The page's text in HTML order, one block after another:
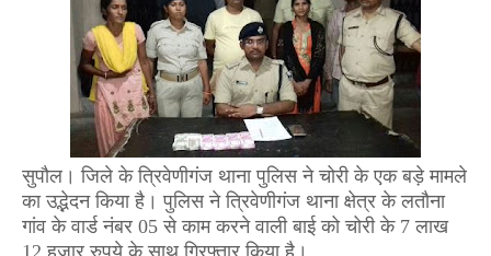
सुपौल। जिले के त्रिवेणीगंज थाना पुलिस ने चोरी के एक बड़े मामले
का उद्भेदन किया है। पुलिस ने त्रिवेणीगंज थाना क्षेत्र के लतौना
गांव के वार्ड नंबर 05 से काम करने वाली बाई को चोरी के 7 लाख
12 हजार रुपये के साथ गिरफ्तार किया है।